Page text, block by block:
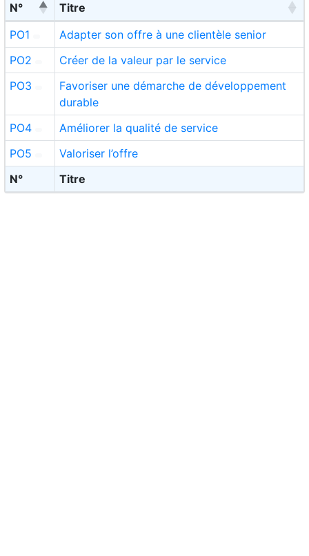
N° Titre
N° Titre
PO1
Adapter son offre à une clientèle senior
PO2
Créer de la valeur par le service
PO3
Favoriser une démarche de développement
durable
PO4
Améliorer la qualité de service
PO5
Valoriser l’offre